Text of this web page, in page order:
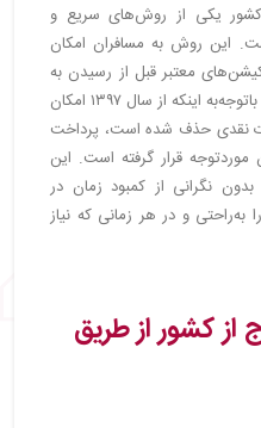
یکی از روش‌های سریع و
این روش به مسافران امکان
معتبر قبل از رسیدن به
مرزها، عوارض خود را پرداخت کنند. باتوجه‌به اینکه از سال ۱۳۹۷ امکان
نقدی حذف شده است، پرداخت
موردتوجه قرار گرفته است. این
نگرانی از کمبود زمان در
و در هر زمانی که نیاز
کشور از طریق